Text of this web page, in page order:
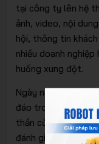
tại công ty lên hệ
ảnh, video, nội
hội, thông tin
nhiều doanh
huống xung đột.
Ngày nay tại một
đáo trong vấn đề
thần của nhân
đánh giá về công